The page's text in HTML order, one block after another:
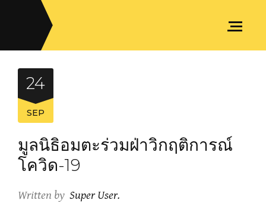
24
SEP
มูลนิธิอมตะร่วมฝ่าวิกฤติการณ์
โควิด-19
Written by Super User.